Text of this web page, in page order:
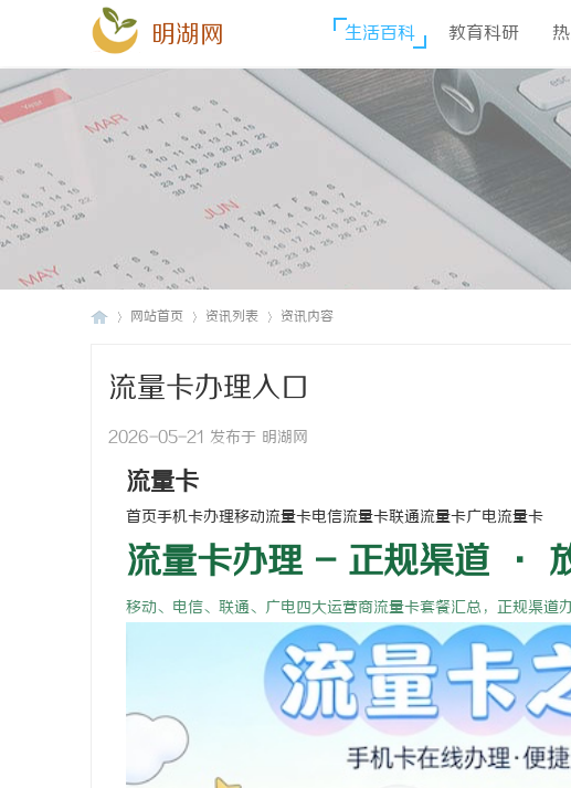
明湖网 生活百科 教育科研
网站首页 资讯列表 资讯内容
流量卡办理入口
2026-05-21 发布于 明湖网
流量卡
首页手机卡办理移动流量卡电信流量卡联通流量卡广电流量卡
流量卡办理 - 正规渠道 ·
移动、电信、联通、广电四大运营商流量卡套餐汇总，正规渠道